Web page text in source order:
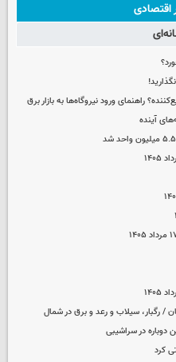
اقتصادی
راهنمای ورود نیروگاه‌ها به بازار برق
آینده
دوباره در سراشیبی
کرد